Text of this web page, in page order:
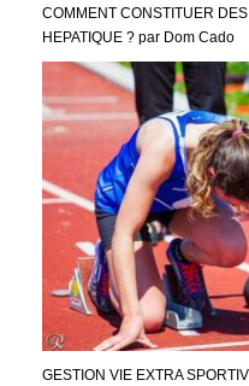
COMMENT CONSTITUER
HEPATIQUE ? par Dom Cado
GESTION VIE EXTRA